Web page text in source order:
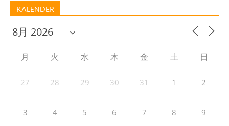
KALENDER
月 火 水 木 金 土 日
27 28 29 30 31 1 2
3 4 5 6 7 8 9